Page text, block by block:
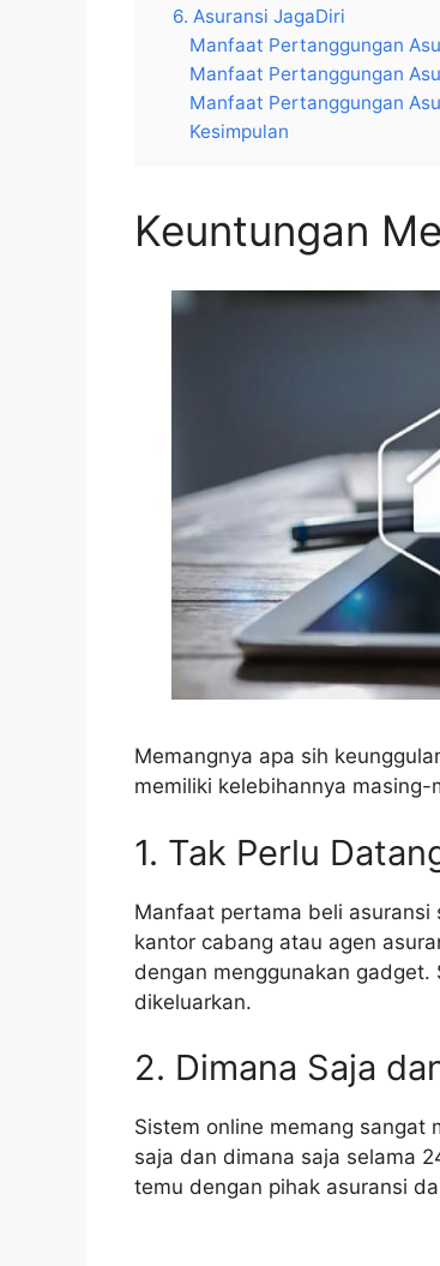
6. Asuransi JagaDiri
Manfaat Pertanggungan
Manfaat Pertanggungan
Manfaat Pertanggungan
Kesimpulan
Keuntungan
Memangnya apa sih
memiliki kelebihannya
1. Tak Perlu
Manfaat pertama beli
kantor cabang atau agen
dengan menggunakan
dikeluarkan.
2. Dimana Saja
Sistem online memang sangat
saja dan dimana saja selama
temu dengan pihak asuransi